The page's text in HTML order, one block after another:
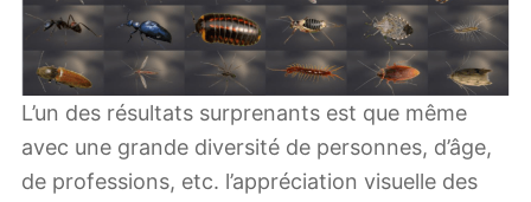
L’un des résultats surprenants est que même
avec une grande diversité de personnes, d’âge,
de professions, etc. l’appréciation visuelle des